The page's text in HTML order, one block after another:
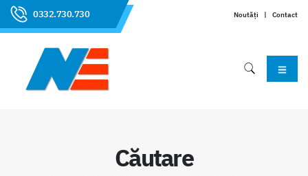
0332.730.730 Noutăți | Contact
Căutare